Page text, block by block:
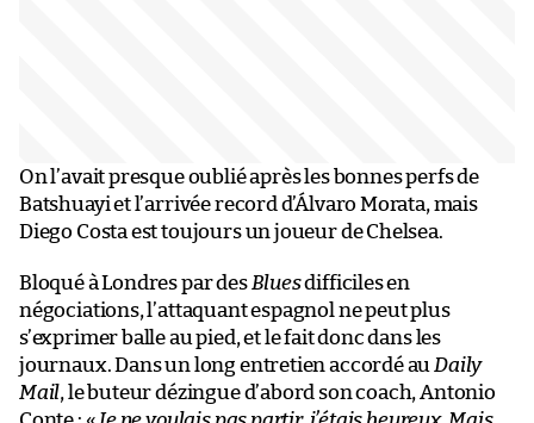
On l’avait presque oublié après les bonnes perfs de
Batshuayi et l’arrivée record d’Álvaro Morata, mais
Diego Costa est toujours un joueur de Chelsea.
Bloqué à Londres par des Bluesdifficiles en
négociations, l’attaquant espagnol ne peut plus
s’exprimer balle au pied, et le fait donc dans les
journaux. Dans un long entretien accordé au Daily
Mail, le buteur dézingue d’abord son coach, Antonio